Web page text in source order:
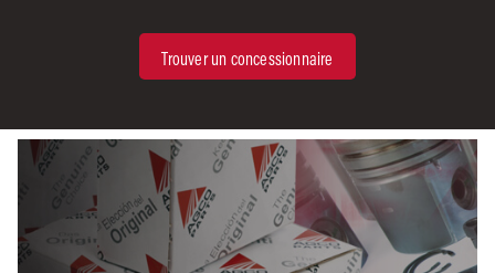
Trouver un concessionnaire